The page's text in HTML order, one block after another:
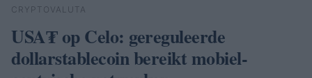
Zoeken
CRYPTOVALUTA
USA₮ op Celo: gereguleerde
dollarstablecoin bereikt mobiel-